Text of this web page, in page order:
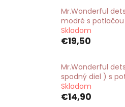
Mr.Wonderful
modré s
Skladom
€19,50
Mr.Wonderful
spodný diel ) s
Skladom
€14,90